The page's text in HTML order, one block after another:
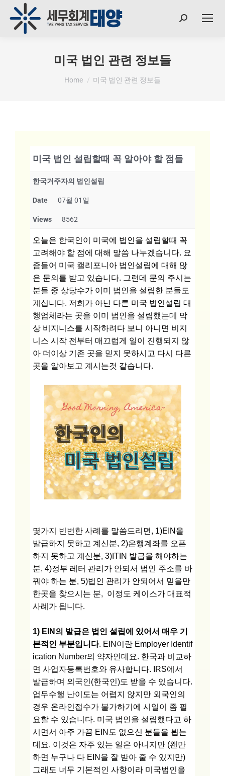
미국 법인 관련 정보들
You are here:
Home 미국 법인 관련 정보들
미국 법인 설립할때 꼭 알아야 할 점들
한국거주자의 법인설립
Date 07월 01일
Views 8562
오늘은 한국인이 미국에 법인을 설립할때 꼭
고려해야 할 점에 대해 말씀 나누겠습니다. 요
즘들어 미국 캘리포니아 법인설립에 대해 많
은 문의를 받고 있습니다. 그런데 문의 주시는
분들 중 상당수가 이미 법인을 설립한 분들도
계십니다. 저희가 아닌 다른 미국 법인설립 대
행업체라는 곳을 이미 법인을 설립했는데 막
상 비지니스를 시작하려다 보니 아니면 비지
니스 시작 전부터 매끄럽게 일이 진행되지 않
아 더이상 기존 곳을 믿지 못하시고 다시 다른
곳을 알아보고 계시는것 같습니다.
몇가지 빈번한 사례를 말씀드리면, 1)EIN을
발급하지 못하고 계신분, 2)은행계좌를 오픈
하지 못하고 계신분, 3)ITIN 발급을 해야하는
분, 4)정부 레터 관리가 안되서 법인 주소를 바
꿔야 하는 분, 5)법인 관리가 안되어서 믿을만
한곳을 찾으시는 분, 이정도 케이스가 대표적
사례가 됩니다.
1) EIN의 발급은 법인 설립에 있어서 매우 기
본적인 부분입니다. EIN이란 Employer Identif
ication Number의 약자인데요. 한국과 비교하
면 사업자등록번호와 유사합니다. IRS에서
발급하며 외국인(한국인)도 받을 수 있습니다.
업무수행 난이도는 어렵지 않지만 외국인의
경우 온라인접수가 불가하기에 시일이 좀 필
요할 수 있습니다. 미국 법인을 설립했다고 하
시면서 아주 가끔 EIN도 없으신 분들을 뵙는
데요. 이것은 자주 있는 일은 아니지만 (왠만
하면 누구나 다 EIN을 잘 받아 줄 수 있지만)
그래도 너무 기본적인 사항이라 미국법인을